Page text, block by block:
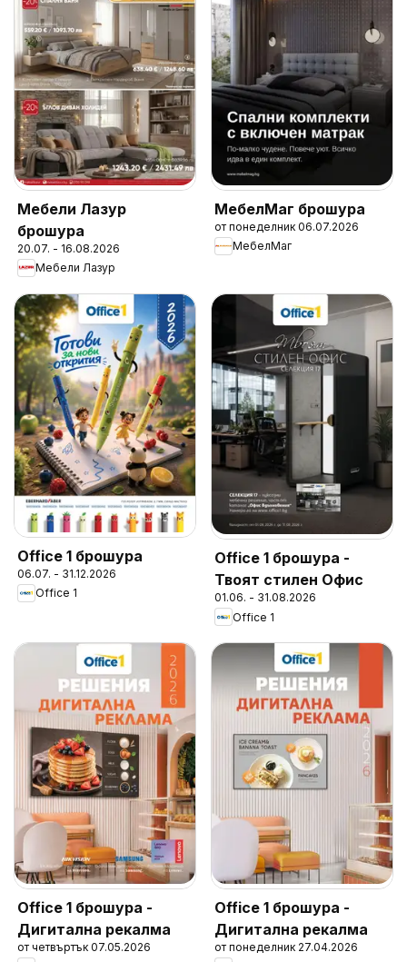
Мебели Лазур
брошура
20.07. - 16.08.2026
Мебели Лазур
МебелМаг брошура
от понеделник 06.07.2026
МебелМаг
Office 1 брошура
06.07. - 31.12.2026
Office 1
Office 1 брошура -
Твоят стилен Офис
01.06. - 31.08.2026
Office 1
Office 1 брошура -
Дигитална рекалма
от четвъртък 07.05.2026
Office 1 брошура -
Дигитална рекалма
от понеделник 27.04.2026